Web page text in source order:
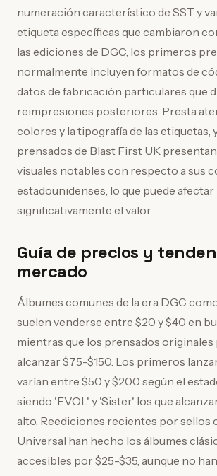
numeración característico de SST y
etiqueta específicas que cambiaron
las ediciones de DGC, los primeros
normalmente incluyen formatos de
datos de fabricación particulares que
reimpresiones posteriores. Presta
colores y la tipografía de las etiquetas,
prensados de Blast First UK
visuales notables con respecto a sus
estadounidenses, lo que puede afectar
significativamente el valor.
Guía de precios y
mercado
Álbumes comunes de la era DGC
suelen venderse entre $20 y $40 en
mientras que los prensados originales
alcanzar $75-$150. Los primeros
varían entre $50 y $200 según el
siendo 'EVOL' y 'Sister' los que
alto. Reediciones recientes por sellos
Universal han hecho los álbumes
accesibles por $25-$35, aunque no